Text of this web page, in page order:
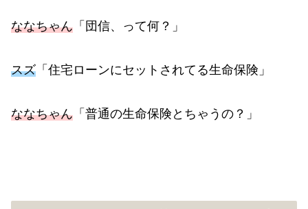
ななちゃん 「団信、って何？」
スズ 「住宅ローンにセットされてる生命保険」
ななちゃん 「普通の生命保険とちゃうの？」